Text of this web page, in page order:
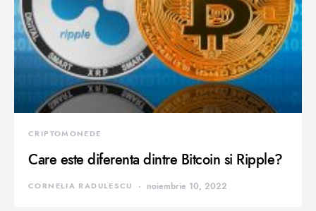
CRIPTOMONEDE
Care este diferenta dintre Bitcoin si Ripple?
CORNELIA RADULESCU noiembrie 10, 2022